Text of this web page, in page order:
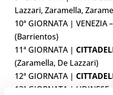
Lazzari, Zaramella,
10ª GIORNATA | VENEZIA –
(Barrientos)
11ª GIORNATA |
(Zaramella, De Lazzari)
12ª GIORNATA |
13ª GIORNATA | UDINESE –